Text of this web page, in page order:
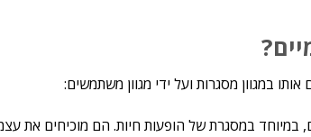
במגוון מסגרות ועל ידי מגוון משתמשים:
במיוחד במסגרת של הופעות חיות. הם מוכיחים את